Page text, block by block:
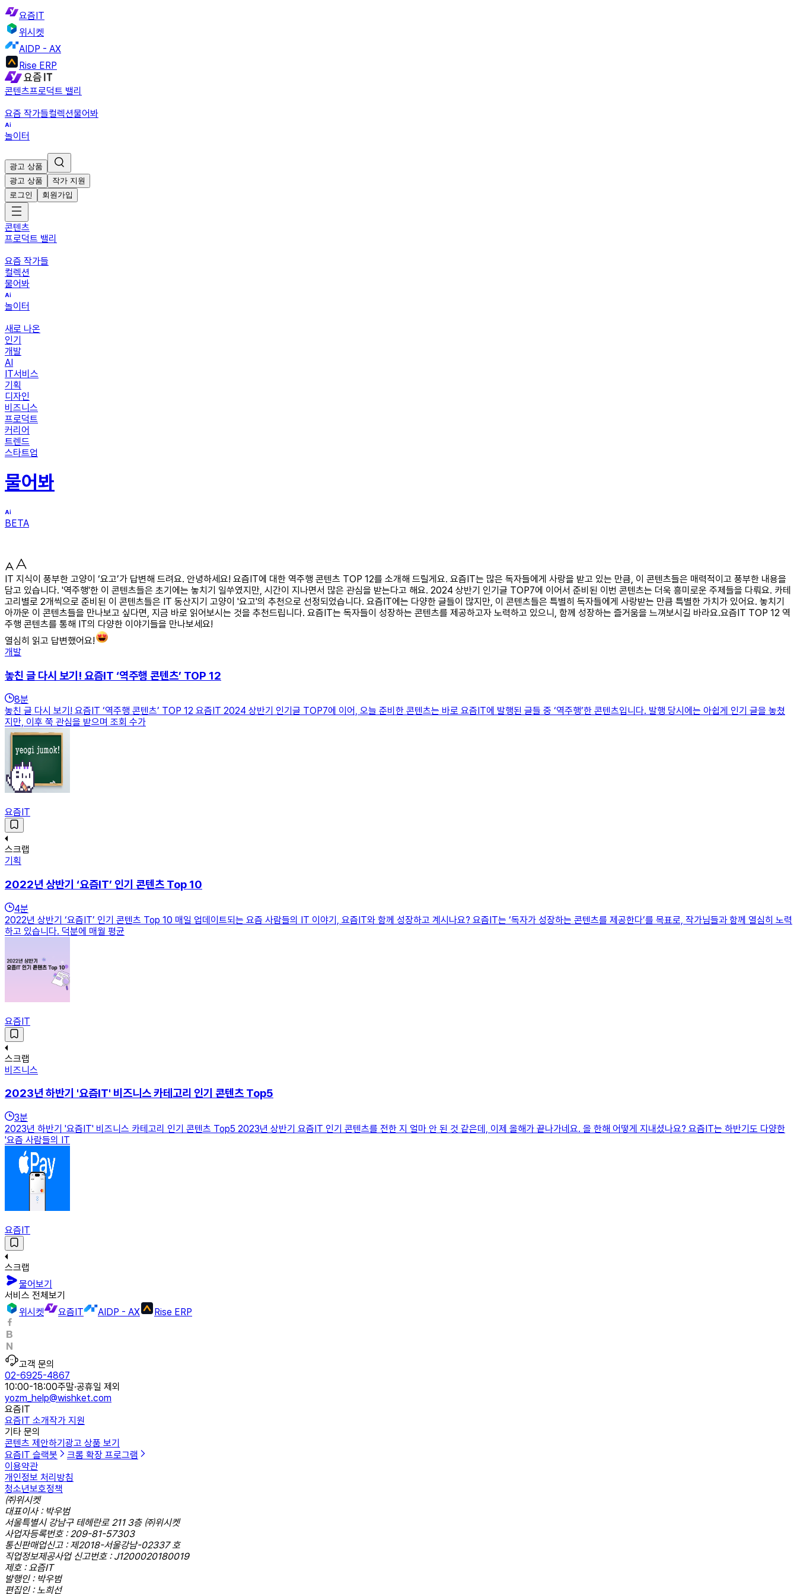
요즘IT
위시켓
AIDP - AX
Rise ERP
콘텐츠프로덕트 밸리
요즘 작가들컬렉션물어봐
놀이터
광고 상품
광고 상품
작가 지원
로그인
회원가입
콘텐츠
프로덕트 밸리
요즘 작가들
컬렉션
물어봐
놀이터
새로 나온
인기
개발
AI
IT서비스
기획
디자인
비즈니스
프로덕트
커리어
트렌드
스타트업
물어봐
BETA
IT 지식이 풍부한 고양이 ‘요고’가 답변해 드려요. 안녕하세요! 요즘IT에 대한 역주행 콘텐츠 TOP 12를 소개해 드릴게요. 요즘IT는 많은 독자들에게 사랑을 받고 있는 만큼, 이 콘텐츠들은 매력적이고 풍부한 내용을
담고 있습니다. '역주행'한 이 콘텐츠들은 초기에는 놓치기 일쑤였지만, 시간이 지나면서 많은 관심을 받는다고 해요. 2024 상반기 인기글 TOP7에 이어서 준비된 이번 콘텐츠는 더욱 흥미로운 주제들을 다뤄요. 카테
고리별로 2개씩으로 준비된 이 콘텐츠들은 IT 동산지기 고양이 '요고'의 추천으로 선정되었습니다. 요즘IT에는 다양한 글들이 많지만, 이 콘텐츠들은 특별히 독자들에게 사랑받는 만큼 특별한 가치가 있어요. 놓치기
아까운 이 콘텐츠들을 만나보고 싶다면, 지금 바로 읽어보시는 것을 추천드립니다. 요즘IT는 독자들이 성장하는 콘텐츠를 제공하고자 노력하고 있으니, 함께 성장하는 즐거움을 느껴보시길 바라요.요즘IT TOP 12 역
주행 콘텐츠를 통해 IT의 다양한 이야기들을 만나보세요!
열심히 읽고 답변했어요!
개발
놓친 글 다시 보기! 요즘IT ‘역주행 콘텐츠’ TOP 12
8분
놓친 글 다시 보기! 요즘IT ‘역주행 콘텐츠’ TOP 12 요즘IT 2024 상반기 인기글 TOP7에 이어, 오늘 준비한 콘텐츠는 바로 요즘IT에 발행된 글들 중 ‘역주행’한 콘텐츠입니다. 발행 당시에는 아쉽게 인기 글을 놓쳤
지만, 이후 쭉 관심을 받으며 조회 수가
요즘IT
스크랩
기획
2022년 상반기 ‘요즘IT’ 인기 콘텐츠 Top 10
4분
2022년 상반기 ‘요즘IT’ 인기 콘텐츠 Top 10 매일 업데이트되는 요즘 사람들의 IT 이야기, 요즘IT와 함께 성장하고 계시나요? 요즘IT는 ‘독자가 성장하는 콘텐츠를 제공한다’를 목표로, 작가님들과 함께 열심히 노력
하고 있습니다. 덕분에 매월 평균
요즘IT
스크랩
비즈니스
2023년 하반기 '요즘IT' 비즈니스 카테고리 인기 콘텐츠 Top5
3분
2023년 하반기 '요즘IT' 비즈니스 카테고리 인기 콘텐츠 Top5 2023년 상반기 요즘IT 인기 콘텐츠를 전한 지 얼마 안 된 것 같은데, 이제 올해가 끝나가네요. 올 한해 어떻게 지내셨나요? 요즘IT는 하반기도 다양한
'요즘 사람들의 IT
요즘IT
스크랩
물어보기
서비스 전체보기
위시켓
요즘IT AIDP - AX Rise ERP
고객 문의
02-6925-4867
10:00-18:00주말·공휴일 제외
yozm_help@wishket.com
요즘IT
요즘IT 소개작가 지원
기타 문의
콘텐츠 제안하기 광고 상품 보기
요즘IT 슬랙봇
크롬 확장 프로그램
이용약관
개인정보 처리방침
청소년보호정책
㈜위시켓
대표이사 : 박우범
서울특별시 강남구 테헤란로 211 3층 ㈜위시켓
사업자등록번호 : 209-81-57303
통신판매업신고 : 제2018-서울강남-02337 호
직업정보제공사업 신고번호 : J1200020180019
제호 : 요즘IT
발행인 : 박우범
편집인 : 노희선